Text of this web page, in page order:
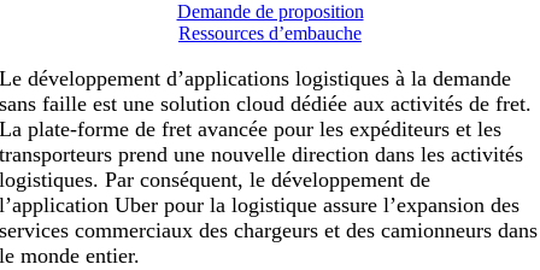
Demande de proposition
Ressources d’embauche
Le développement d’applications logistiques à la demande
sans faille est une solution cloud dédiée aux activités de fret.
La plate-forme de fret avancée pour les expéditeurs et les
transporteurs prend une nouvelle direction dans les activités
logistiques. Par conséquent, le développement de
l’application Uber pour la logistique assure l’expansion des
services commerciaux des chargeurs et des camionneurs dans
le monde entier.